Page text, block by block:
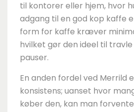
til kontorer eller hjem, hvor
adgang til en god kop kaffe
form for kaffe kræver
hvilket gør den ideel til
pauser.
En anden fordel ved Merrild
konsistens; uanset hvor
køber den, kan man